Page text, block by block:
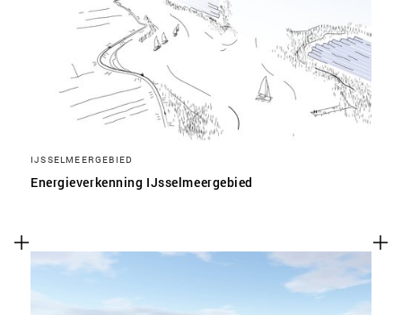
IJSSELMEERGEBIED
Energieverkenning IJsselmeergebied